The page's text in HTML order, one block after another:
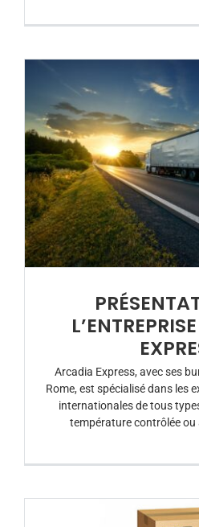
Arcadia Express, avec ses
Rome, est spécialisé dans les
internationales de tous
température contrôlée ou